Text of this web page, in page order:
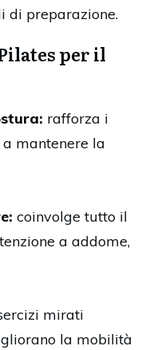
di preparazione.
per il
rafforza i
mantenere la
coinvolge tutto il
a addome,
mirati
la mobilità